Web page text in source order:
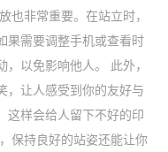
也非常重要。在站立时，
果需要调整手机或查看时
以免影响他人。 此外，
，让人感受到你的友好与
这样会给人留下不好的印
保持良好的站姿还能让你